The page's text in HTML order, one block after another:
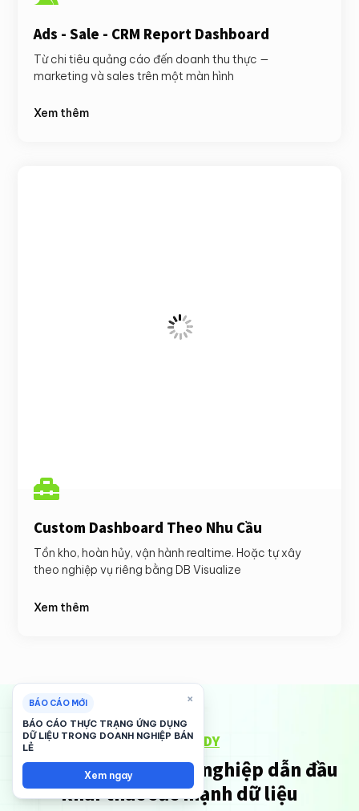
Ads - Sale - CRM Report Dashboard
Từ chi tiêu quảng cáo đến doanh thu thực —
marketing và sales trên một màn hình
Xem thêm

Custom Dashboard Theo Nhu Cầu
Tồn kho, hoàn hủy, vận hành realtime. Hoặc tự xây
theo nghiệp vụ riêng bằng DB Visualize
Xem thêm
CASE STUDY
Xem cách các doanh nghiệp dẫn đầu
khai thác sức mạnh dữ liệu
×
BÁO CÁO MỚI
BÁO CÁO THỰC TRẠNG ỨNG DỤNG
DỮ LIỆU TRONG DOANH NGHIỆP BÁN
LẺ
Xem ngay